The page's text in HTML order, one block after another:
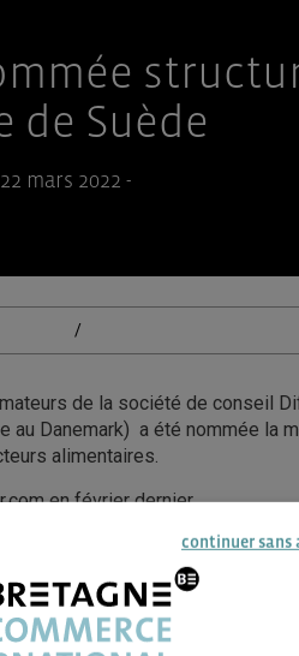
de Suède
mars 2022 -
/
de la société de conseil
Danemark) a été nommée la
alimentaires.
en février dernier.
les fermes bio de Arla
de combustibles fossiles ;
de diminuer l’utilisation
renouvelables et/ou
continuer sans